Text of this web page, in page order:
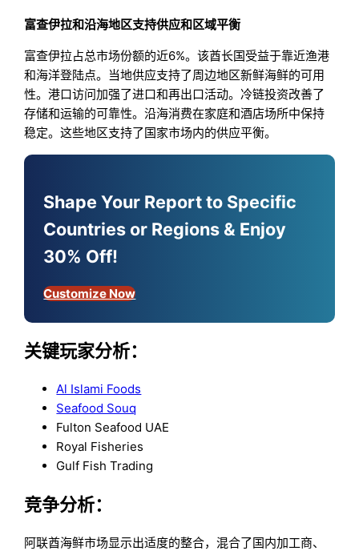
富查伊拉和沿海地区支持供应和区域平衡
富查伊拉占总市场份额的近6%。该酋长国受益于靠近渔港
和海洋登陆点。当地供应支持了周边地区新鲜海鲜的可用
性。港口访问加强了进口和再出口活动。冷链投资改善了
存储和运输的可靠性。沿海消费在家庭和酒店场所中保持
稳定。这些地区支持了国家市场内的供应平衡。
Shape Your Report to Specific
Countries or Regions & Enjoy
30% Off!
Customize Now
关键玩家分析：
Al Islami Foods
Seafood Souq
Fulton Seafood UAE
Royal Fisheries
Gulf Fish Trading
竞争分析：
阿联酋海鲜市场显示出适度的整合，混合了国内加工商、